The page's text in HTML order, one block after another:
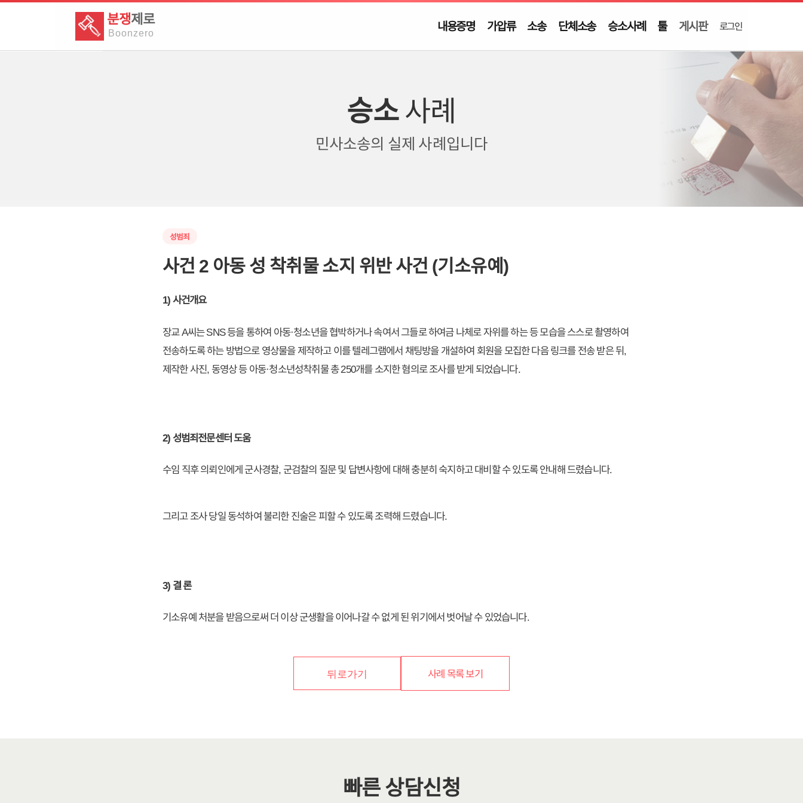
분쟁제로
Boonzero 내용증명 가압류 소송 단체소송 승소사례 툴 게시판 로그인
승소사례
민사소송의 실제 사례입니다
성범죄
사건 2 아동 성 착취물 소지 위반 사건 (기소유예)
1) 사건개요
장교 A씨는 SNS 등을 통하여 아동·청소년을 협박하거나 속여서 그들로 하여금 나체로 자위를 하는 등 모습을 스스로 촬영하여
전송하도록 하는 방법으로 영상물을 제작하고 이를 텔레그램에서 채팅방을 개설하여 회원을 모집한 다음 링크를 전송 받은 뒤,
제작한 사진, 동영상 등 아동·청소년성착취물 총 250개를 소지한 혐의로 조사를 받게 되었습니다.
2) 성범죄전문센터 도움
​수임 직후 의뢰인에게 군사경찰, 군검찰의 질문 및 답변사항에 대해 충분히 숙지하고 대비할 수 있도록 안내해 드렸습니다.
그리고 조사 당일 동석하여 불리한 진술은 피할 수 있도록 조력해 드렸습니다.
3) 결 론
기소유예 처분을 받음으로써 더 이상 군생활을 이어나갈 수 없게 된 위기에서 벗어날 수 있었습니다.
뒤로가기 사례 목록 보기
빠른 상담신청